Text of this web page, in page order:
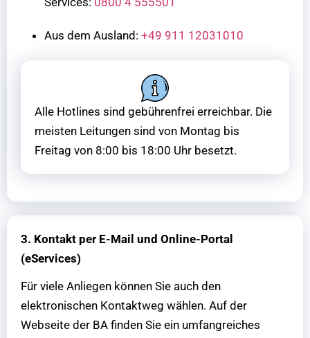
Aus dem Ausland: +49 911 12031010
Alle Hotlines sind gebührenfrei erreichbar. Die
meisten Leitungen sind von Montag bis
Freitag von 8:00 bis 18:00 Uhr besetzt.
3. Kontakt per E-Mail und Online-Portal
(eServices)
Für viele Anliegen können Sie auch den
elektronischen Kontaktweg wählen. Auf der
Webseite der BA finden Sie ein umfangreiches